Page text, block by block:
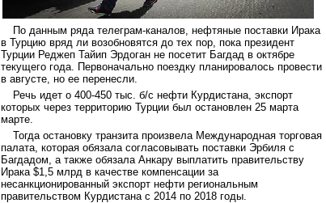
По данным ряда телеграм-каналов, нефтяные поставки Ирака
в Турцию вряд ли возобновятся до тех пор, пока президент
Турции Реджеп Тайип Эрдоган не посетит Багдад в октябре
текущего года. Первоначально поездку планировалось провести
в августе, но ее перенесли.
Речь идет о 400-450 тыс. б/с нефти Курдистана, экспорт
которых через территорию Турции был остановлен 25 марта
марте.
Тогда остановку транзита произвела Международная торговая
палата, которая обязала согласовывать поставки Эрбиля с
Багдадом, а также обязала Анкару выплатить правительству
Ирака $1,5 млрд в качестве компенсации за
несанкционированный экспорт нефти региональным
правительством Курдистана с 2014 по 2018 годы.